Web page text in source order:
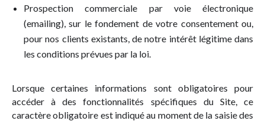
Prospection commerciale par voie électronique
(emailing), sur le fondement de votre consentement ou,
pour nos clients existants, de notre intérêt légitime dans
les conditions prévues par la loi.
Lorsque certaines informations sont obligatoires pour
accéder à des fonctionnalités spécifiques du Site, ce
caractère obligatoire est indiqué au moment de la saisie des